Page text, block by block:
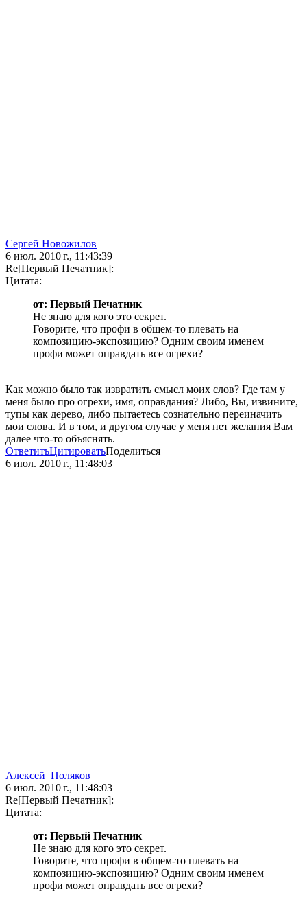
Сергей Новожилов
6 июл. 2010 г., 11:43:39
Re[Первый Печатник]:
Цитата:
от: Первый Печатник
Не знаю для кого это секрет.
Говорите, что профи в общем-то плевать на
композицию-экспозицию? Одним своим именем
профи может оправдать все огрехи?
Как можно было так извратить смысл моих слов? Где там у
меня было про огрехи, имя, оправдания? Либо, Вы, извините,
тупы как дерево, либо пытаетесь сознательно переиначить
мои слова. И в том, и другом случае у меня нет желания Вам
далее что-то объяснять.
ОтветитьЦитироватьПоделиться
6 июл. 2010 г., 11:48:03
Алексей_Поляков
6 июл. 2010 г., 11:48:03
Re[Первый Печатник]:
Цитата:
от: Первый Печатник
Не знаю для кого это секрет.
Говорите, что профи в общем-то плевать на
композицию-экспозицию? Одним своим именем
профи может оправдать все огрехи?